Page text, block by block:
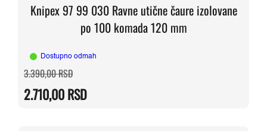
Knipex 97 99 030 Ravne utične čaure izolovane
po 100 komada 120 mm
Dostupno odmah
3.390,00RSDOriginalna
cena
bila:
3.390,00 RSD.
2.710,00RSD
Trenutna
cena
2.710,00 RSD.